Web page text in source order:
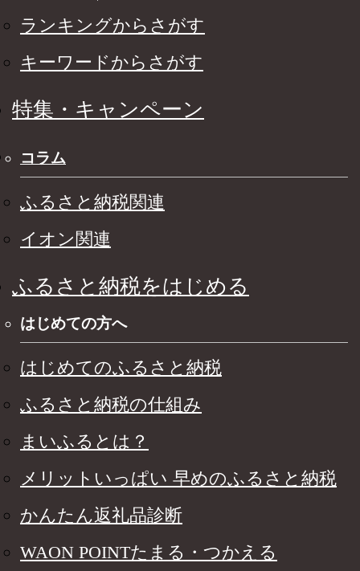
ランキングからさがす
キーワードからさがす
特集・キャンペーン
コラム
ふるさと納税関連
イオン関連
ふるさと納税をはじめる
はじめての方へ
はじめてのふるさと納税
ふるさと納税の仕組み
まいふるとは？
メリットいっぱい 早めのふるさと納税
かんたん返礼品診断
WAON POINTたまる・つかえる